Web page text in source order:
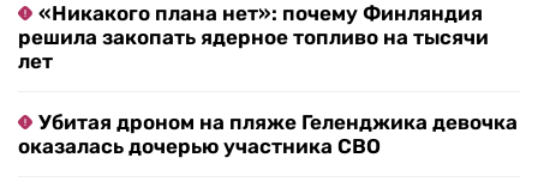
«Никакого плана нет»: почему Финляндия
решила закопать ядерное топливо на тысячи
лет
Убитая дроном на пляже Геленджика девочка
оказалась дочерью участника СВО